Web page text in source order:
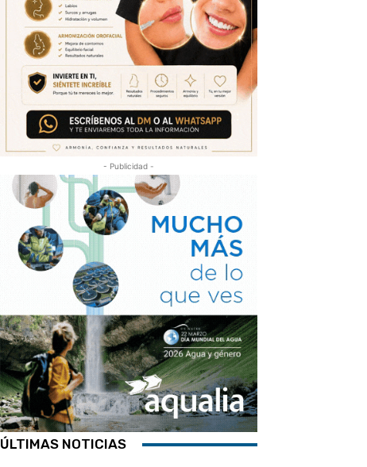
- Publicidad -
ÚLTIMAS NOTICIAS